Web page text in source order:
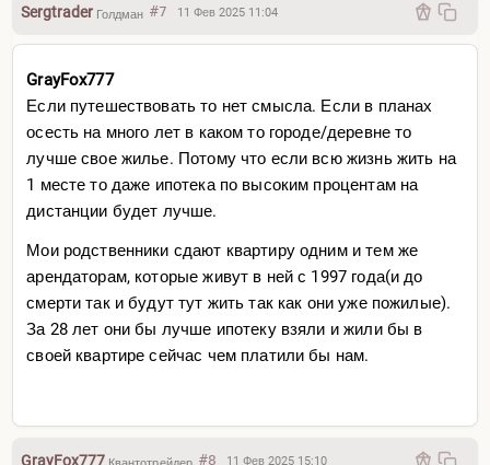
SergtraderГолдман #7 11 Фев 2025 11:04
GrayFox777
Если путешествовать то нет смысла. Если в планах
осесть на много лет в каком то городе/деревне то
лучше свое жилье. Потому что если всю жизнь жить на
1 месте то даже ипотека по высоким процентам на
дистанции будет лучше.
Мои родственники сдают квартиру одним и тем же
арендаторам, которые живут в ней с 1997 года(и до
смерти так и будут тут жить так как они уже пожилые).
За 28 лет они бы лучше ипотеку взяли и жили бы в
своей квартире сейчас чем платили бы нам.
GrayFox777 #8 11 Фев 2025 15:10